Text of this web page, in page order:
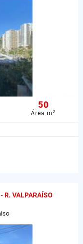
50
Área m2
R. VALPARAÍSO